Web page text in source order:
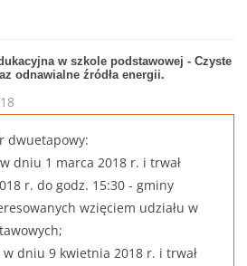
w szkole podstawowej - Czyste
odnawialne źródła energii.
dwuetapowy:
dniu 1 marca 2018 r. i trwał
r. do godz. 15:30 - gminy
wzięciem udziału w
dniu 9 kwietnia 2018 r. i trwał